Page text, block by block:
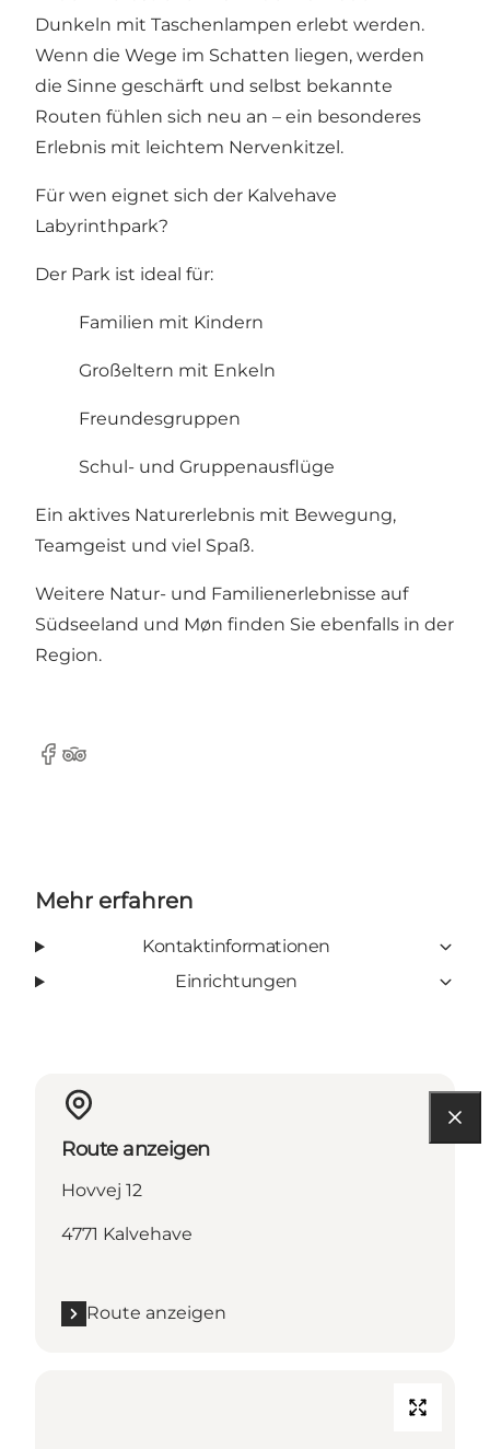
Dunkeln mit Taschenlampen erlebt werden.
Wenn die Wege im Schatten liegen, werden
die Sinne geschärft und selbst bekannte
Routen fühlen sich neu an – ein besonderes
Erlebnis mit leichtem Nervenkitzel.
Für wen eignet sich der Kalvehave
Labyrinthpark?
Der Park ist ideal für:
Familien mit Kindern
Großeltern mit Enkeln
Freundesgruppen
Schul- und Gruppenausflüge
Ein aktives Naturerlebnis mit Bewegung,
Teamgeist und viel Spaß.
Weitere Natur- und Familienerlebnisse auf
Südseeland und Møn finden Sie ebenfalls in der
Region.
Facebook
TripAdvisor
Mehr erfahren
Kontaktinformationen
Einrichtungen
Route anzeigen
Hovvej 12
4771 Kalvehave
Route anzeigen